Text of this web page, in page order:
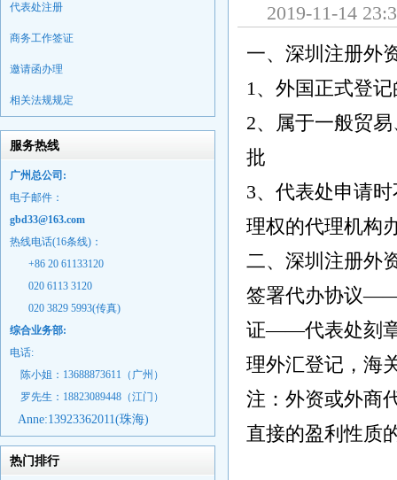
代表处注册
商务工作签证
邀请函办理
相关法规规定
服务热线
广州总公司:
电子邮件：
gbd33@163.com
热线电话(16条线)：
+86 20 61133120
020 6113 3120
020 3829 5993(传真)
综合业务部:
电话:
陈小姐：13688873611（广州）
罗先生：18823089448 （江门）
Anne:13923362011(珠海)
热门排行
2019-11-14
一、深圳注册外
1、外国正式登
2、属于一般贸
批
3、代表处申请
理权的代理机构
二、深圳注册外
签署代办协议
证——代表处刻
理外汇登记，海
注：外资或外商
直接的盈利性质